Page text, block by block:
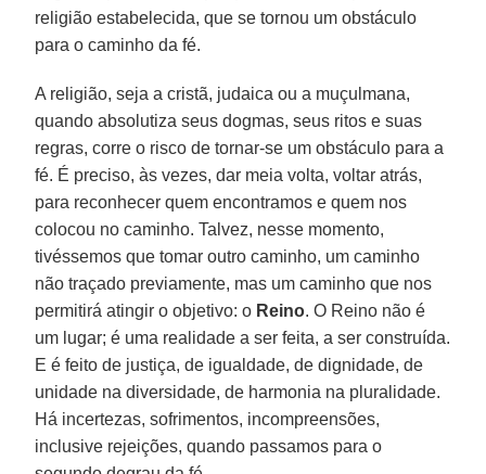
religião estabelecida, que se tornou um obstáculo
para o caminho da fé.
A religião, seja a cristã, judaica ou a muçulmana,
quando absolutiza seus dogmas, seus ritos e suas
regras, corre o risco de tornar-se um obstáculo para a
fé. É preciso, às vezes, dar meia volta, voltar atrás,
para reconhecer quem encontramos e quem nos
colocou no caminho. Talvez, nesse momento,
tivéssemos que tomar outro caminho, um caminho
não traçado previamente, mas um caminho que nos
permitirá atingir o objetivo: o Reino. O Reino não é
um lugar; é uma realidade a ser feita, a ser construída.
E é feito de justiça, de igualdade, de dignidade, de
unidade na diversidade, de harmonia na pluralidade.
Há incertezas, sofrimentos, incompreensões,
inclusive rejeições, quando passamos para o